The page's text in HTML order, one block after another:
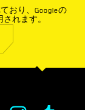
おり、Googleの
されます。